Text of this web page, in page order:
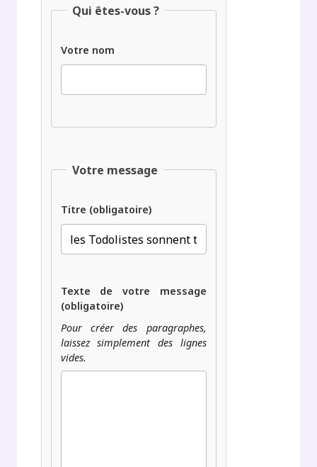
Qui êtes-vous ?
Votre nom
Votre message
Titre (obligatoire)
Texte de votre message
(obligatoire)
Pour créer des paragraphes,
laissez simplement des lignes
vides.